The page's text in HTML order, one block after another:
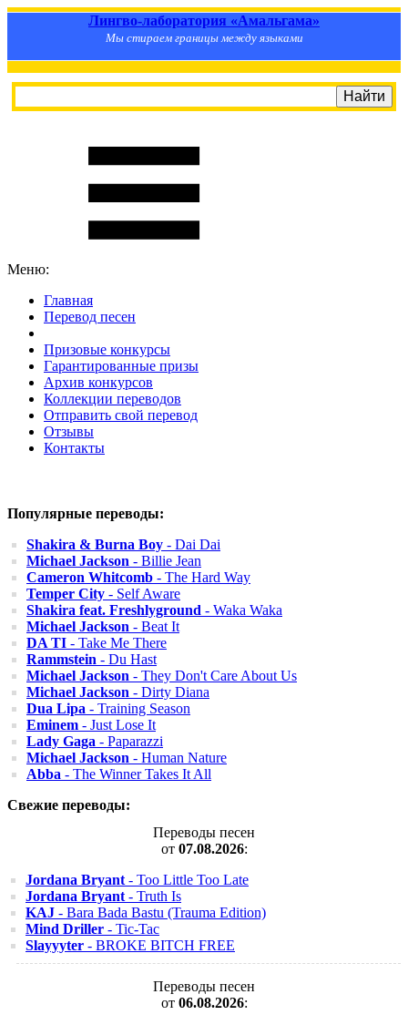
Лингво-лаборатория «Амальгама»
Мы стираем границы между языками
Меню:
Главная
Перевод песен
Призовые конкурсы
Гарантированные призы
Архив конкурсов
Коллекции переводов
Отправить свой перевод
Отзывы
Контакты
Популярные переводы:
Shakira & Burna Boy - Dai Dai
Michael Jackson - Billie Jean
Cameron Whitcomb - The Hard Way
Temper City - Self Aware
Shakira feat. Freshlyground - Waka Waka
Michael Jackson - Beat It
DA TI - Take Me There
Rammstein - Du Hast
Michael Jackson - They Don't Care About Us
Michael Jackson - Dirty Diana
Dua Lipa - Training Season
Eminem - Just Lose It
Lady Gaga - Paparazzi
Michael Jackson - Human Nature
Abba - The Winner Takes It All
Свежие переводы:
Переводы песен
от 07.08.2026:
Jordana Bryant - Too Little Too Late
Jordana Bryant - Truth Is
KAJ - Bara Bada Bastu (Trauma Edition)
Mind Driller - Tic-Tac
Slayyyter - BROKE BITCH FREE
Переводы песен
от 06.08.2026: